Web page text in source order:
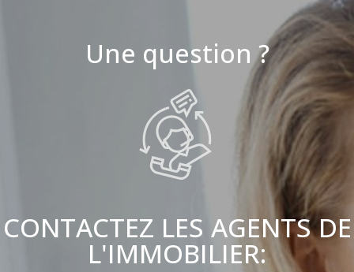
Une question ?
CONTACTEZ LES AGENTS DE
L'IMMOBILIER: